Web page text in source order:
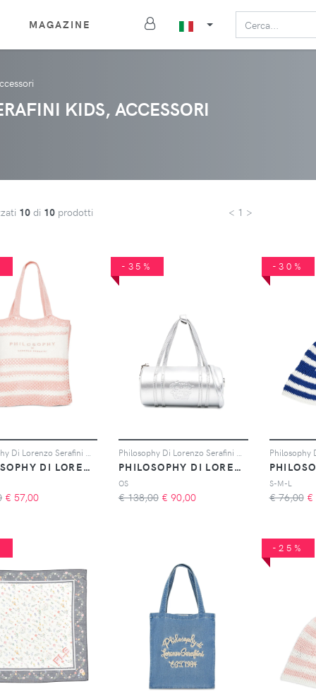
MAGAZINE
KIDS, ACCESSORI
10 di 10 prodotti < 1 >
PHILOSOPHY DI LORENZO SERAFINI KIDS
€ 57,00
-35%
PHILOSOPHY DI LORENZO SERAFINI KIDS
OS
€ 138,00 € 90,00
-30%
S-M-L
€ 76,00 €
-25%